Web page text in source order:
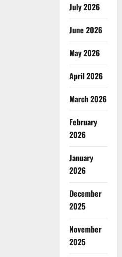
July 2026
June 2026
May 2026
April 2026
March 2026
February
2026
January
2026
December
2025
November
2025